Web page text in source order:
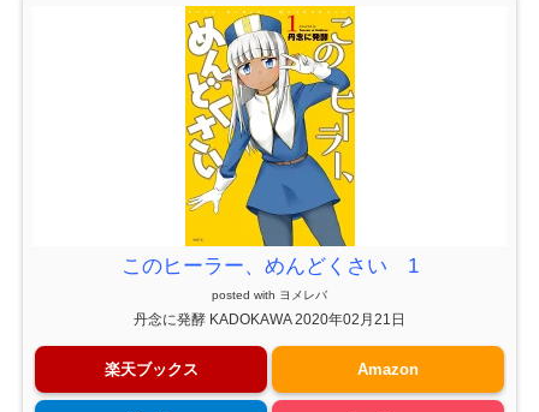
このヒーラー、めんどくさい 1
posted with ヨメレバ
丹念に発酵 KADOKAWA 2020年02月21日
楽天ブックス Amazon